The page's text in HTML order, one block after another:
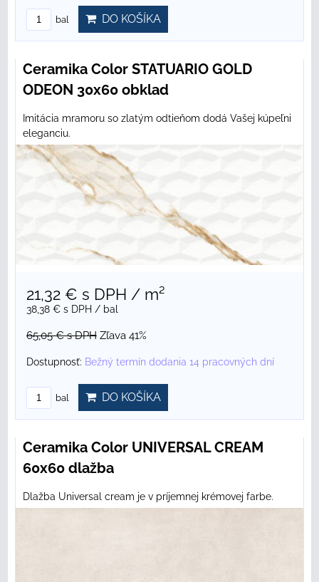
bal DO KOŠÍKA
Ceramika Color STATUARIO GOLD
ODEON 30x60 obklad
Imitácia mramoru so zlatým odtieňom dodá Vašej kúpeľni
eleganciu.
21,32 € s DPH / m²
38,38 € s DPH / bal
65,05 €s DPH Zľava 41%
Dostupnosť: Bežný termín dodania 14 pracovných dní
bal DO KOŠÍKA
Ceramika Color UNIVERSAL CREAM
60x60 dlažba
Dlažba Universal cream je v príjemnej krémovej farbe.